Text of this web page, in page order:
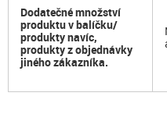
Dodatečné množství
produktu v balíčku/
produkty navíc,
produkty z objednávky
jiného zákazníka.